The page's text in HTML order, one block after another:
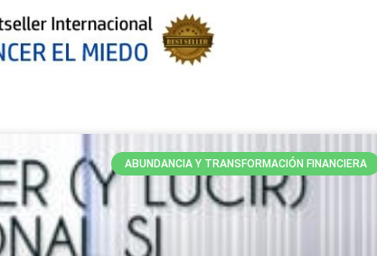
ABUNDANCIA Y TRANSFORMACIÓN FINANCIERA